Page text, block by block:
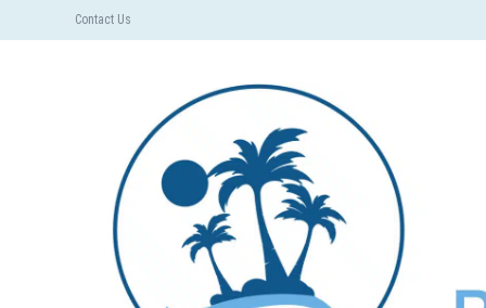
Contact Us